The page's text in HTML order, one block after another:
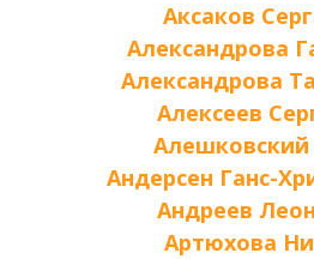
Аксаков
Александрова
Александрова
Алексеев
Андерсен Ганс-
Андреев
Артюхова